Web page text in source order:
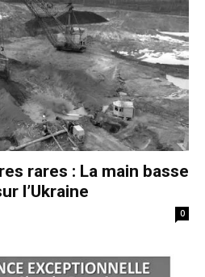
rares : La main basse
l’Ukraine
0